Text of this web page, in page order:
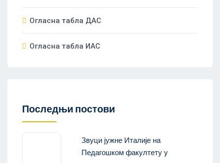
Огласна табла ДАС
Огласна табла ИАС
Последњи постови
Звуци јужне Италије на
Педагошком факултету у